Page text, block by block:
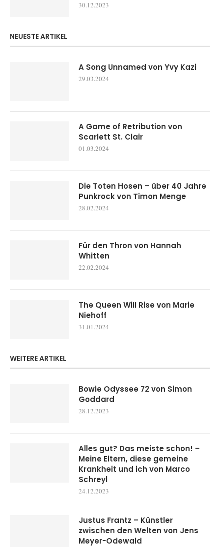
30.12.2023
NEUESTE ARTIKEL
A Song Unnamed von Yvy Kazi
29.03.2024
A Game of Retribution von
Scarlett St. Clair
01.03.2024
Die Toten Hosen – über 40 Jahre
Punkrock von Timon Menge
28.02.2024
Für den Thron von Hannah
Whitten
22.02.2024
The Queen Will Rise von Marie
Niehoff
31.01.2024
WEITERE ARTIKEL
Bowie Odyssee 72 von Simon
Goddard
28.12.2023
Alles gut? Das meiste schon! –
Meine Eltern, diese gemeine
Krankheit und ich von Marco
Schreyl
24.12.2023
Justus Frantz – Künstler
zwischen den Welten von Jens
Meyer-Odewald